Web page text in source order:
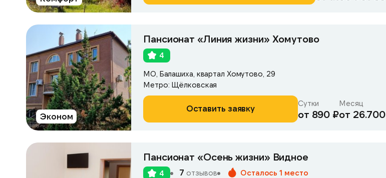
Эконом
Пансионат «Линия жизни» Хомутово
4
МО, Балашиха, квартал Хомутово, 29
Метро: Щёлковская
Оставить заявку Сутки
от 890 ₽
Месяц
от
Пансионат «Осень жизни» Видное
4 7 отзывов Осталось 1 место